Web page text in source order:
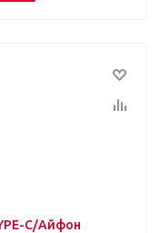
C/Айфон